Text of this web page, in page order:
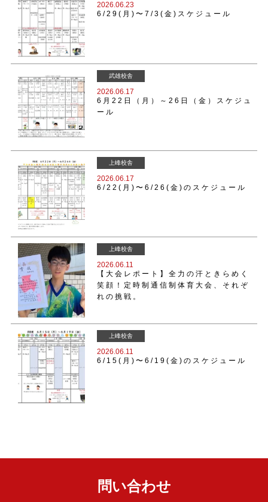
2026.06.23
6/29(月)〜7/3(金)スケジュール
武雄校舎
2026.06.17
6月22日（月）～26日（金）スケジュ
ール
上峰校舎
2026.06.17
6/22(月)〜6/26(金)のスケジュール
上峰校舎
2026.06.11
【大会レポート】全力の汗ときらめく
笑顔！定時制通信制体育大会、それぞ
れの挑戦。
上峰校舎
2026.06.11
6/15(月)〜6/19(金)のスケジュール
問い合わせ